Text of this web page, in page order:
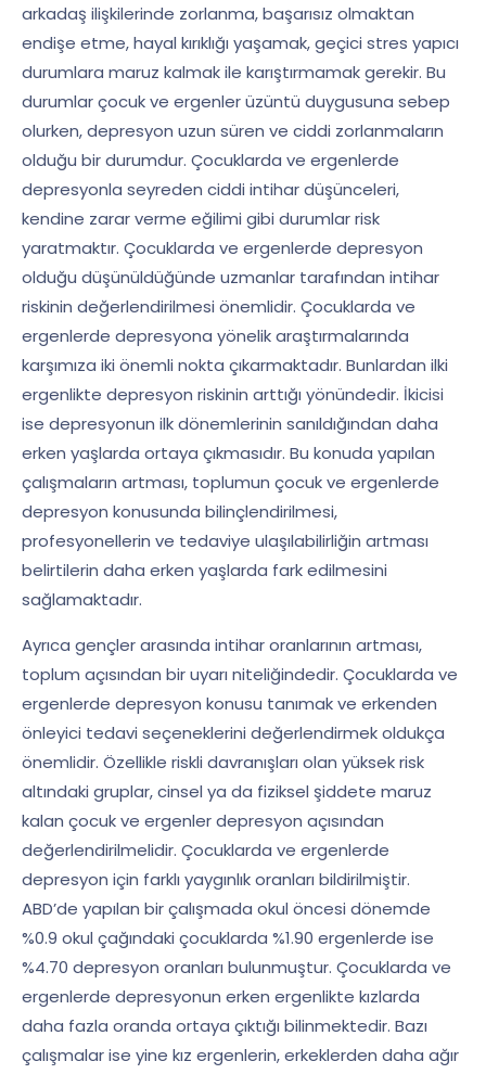
arkadaş ilişkilerinde zorlanma, başarısız olmaktan
endişe etme, hayal kırıklığı yaşamak, geçici stres yapıcı
durumlara maruz kalmak ile karıştırmamak gerekir. Bu
durumlar çocuk ve ergenler üzüntü duygusuna sebep
olurken, depresyon uzun süren ve ciddi zorlanmaların
olduğu bir durumdur. Çocuklarda ve ergenlerde
depresyonla seyreden ciddi intihar düşünceleri,
kendine zarar verme eğilimi gibi durumlar risk
yaratmaktır. Çocuklarda ve ergenlerde depresyon
olduğu düşünüldüğünde uzmanlar tarafından intihar
riskinin değerlendirilmesi önemlidir. Çocuklarda ve
ergenlerde depresyona yönelik araştırmalarında
karşımıza iki önemli nokta çıkarmaktadır. Bunlardan ilki
ergenlikte depresyon riskinin arttığı yönündedir. İkicisi
ise depresyonun ilk dönemlerinin sanıldığından daha
erken yaşlarda ortaya çıkmasıdır. Bu konuda yapılan
çalışmaların artması, toplumun çocuk ve ergenlerde
depresyon konusunda bilinçlendirilmesi,
profesyonellerin ve tedaviye ulaşılabilirliğin artması
belirtilerin daha erken yaşlarda fark edilmesini
sağlamaktadır.
Ayrıca gençler arasında intihar oranlarının artması,
toplum açısından bir uyarı niteliğindedir. Çocuklarda ve
ergenlerde depresyon konusu tanımak ve erkenden
önleyici tedavi seçeneklerini değerlendirmek oldukça
önemlidir. Özellikle riskli davranışları olan yüksek risk
altındaki gruplar, cinsel ya da fiziksel şiddete maruz
kalan çocuk ve ergenler depresyon açısından
değerlendirilmelidir. Çocuklarda ve ergenlerde
depresyon için farklı yaygınlık oranları bildirilmiştir.
ABD’de yapılan bir çalışmada okul öncesi dönemde
%0.9 okul çağındaki çocuklarda %1.90 ergenlerde ise
%4.70 depresyon oranları bulunmuştur. Çocuklarda ve
ergenlerde depresyonun erken ergenlikte kızlarda
daha fazla oranda ortaya çıktığı bilinmektedir. Bazı
çalışmalar ise yine kız ergenlerin, erkeklerden daha ağır